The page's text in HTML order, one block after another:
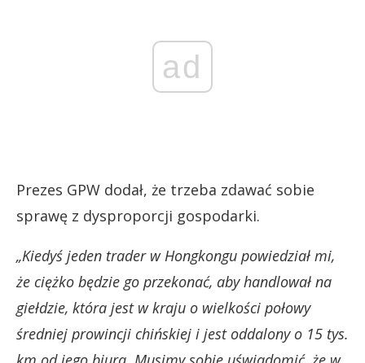
ad
Prezes GPW dodał, że trzeba zdawać sobie
sprawę z dysproporcji gospodarki.
„Kiedyś jeden trader w Hongkongu powiedział mi,
że ciężko będzie go przekonać, aby handlował na
giełdzie, która jest w kraju o wielkości połowy
średniej prowincji chińskiej i jest oddalony o 15 tys.